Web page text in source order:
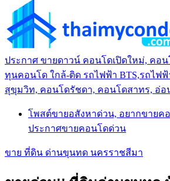
ประกาศ ขายดาวน์ คอนโดเปิดใหม่, คอ
ทุนคอนโด ใกล้-ติด รถไฟฟ้า BTS,รถไฟ
สุขุมวิท, คอนโดรัชดา, คอนโดสาทร, อ่อ
โพสต์ขายอสังหาด่วน, อยากขายค
ประกาศขายคอนโดด่วน
ขาย ที่ดิน ด่านขุนทด นครราชสีมา